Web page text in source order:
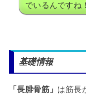
でいるんですね！
基礎情報
「長腓骨筋」 は筋長